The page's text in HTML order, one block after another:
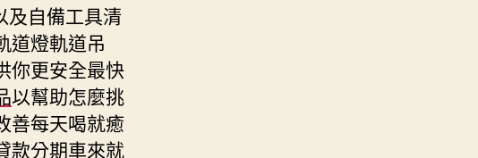
及自備工具清
道燈軌道吊
你更安全最快
以幫助怎麼挑
善每天喝就癒
款分期車來就